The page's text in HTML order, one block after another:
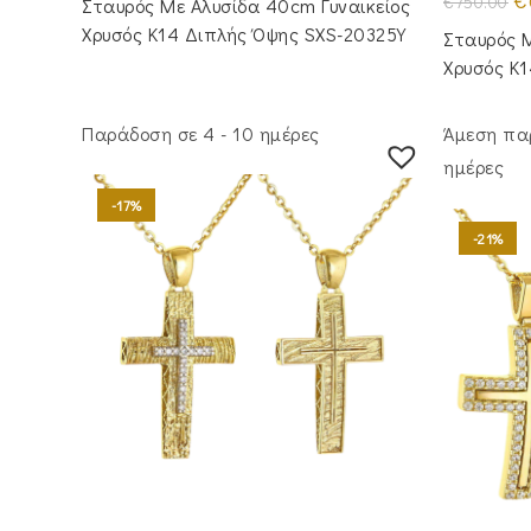
€920.00. είναι:
€775.00.
Σταυρός Με Αλυσίδα 40cm Γυναικείος
Χρυσός Κ14 Διπλής Όψης SXS-20325Y
Σταυρός
Χρυσός
Παράδοση σε 4 - 10 ημέρες
-17%
Άμεση
ημέρες
-21%